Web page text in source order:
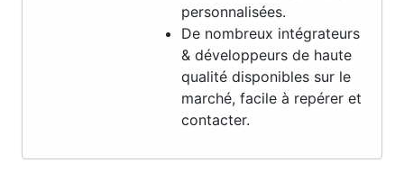
personnalisées.
De nombreux intégrateurs
& développeurs de haute
qualité disponibles sur le
marché, facile à repérer et
contacter.